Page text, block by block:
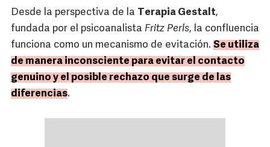
Desde la perspectiva de la Terapia Gestalt,
fundada por el psicoanalista Fritz Perls, la confluencia
funciona como un mecanismo de evitación. Se utiliza
de manera inconsciente para evitar el contacto
genuino y el posible rechazo que surge de las
diferencias.